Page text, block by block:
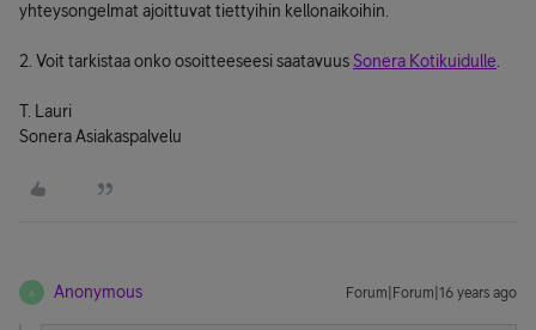
yhteysongelmat ajoittuvat tiettyihin kellonaikoihin.
2. Voit tarkistaa onko osoitteeseesi saatavuusSonera Kotikuidulle
T. Lauri
Sonera Asiakaspalvelu
A Anonymous Forum|Forum|16 years ago